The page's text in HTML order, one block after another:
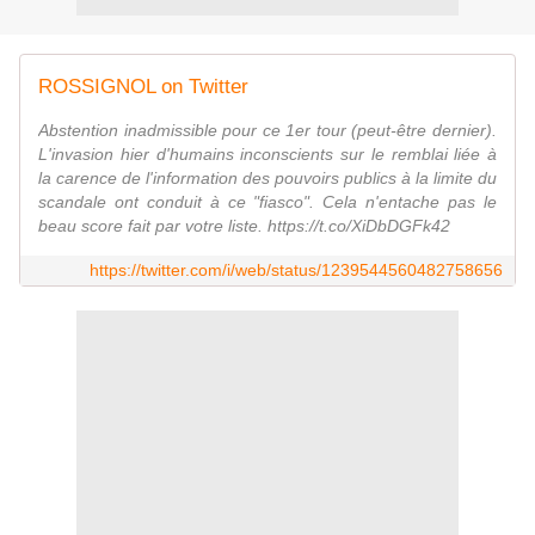
ROSSIGNOL on Twitter
Abstention inadmissible pour ce 1er tour (peut-être dernier).
L'invasion hier d'humains inconscients sur le remblai liée à
la carence de l'information des pouvoirs publics à la limite du
scandale ont conduit à ce "fiasco". Cela n'entache pas le
beau score fait par votre liste. https://t.co/XiDbDGFk42
https://twitter.com/i/web/status/1239544560482758656